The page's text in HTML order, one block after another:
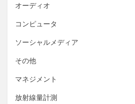
オーディオ
コンピュータ
ソーシャルメディア
その他
マネジメント
放射線量計測